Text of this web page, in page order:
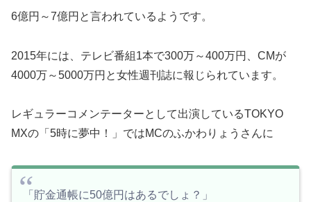
6億円～7億円と言われているようです。
2015年には、テレビ番組1本で300万～400万円、CMが
4000万～5000万円と女性週刊誌に報じられています。
レギュラーコメンテーターとして出演しているTOKYO
MXの「5時に夢中！」ではMCのふかわりょうさんに
「貯金通帳に50億円はあるでしょ？」